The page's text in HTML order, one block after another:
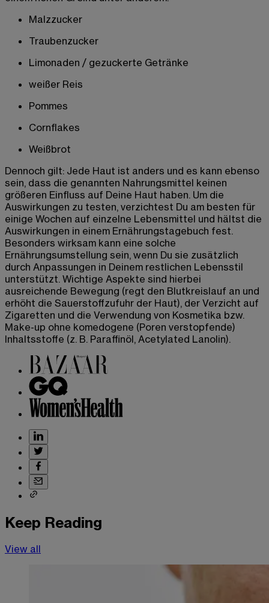
Malzzucker
Traubenzucker
Limonaden / gezuckerte Getränke
weißer Reis
Pommes
Cornflakes
Weißbrot
Dennoch gilt: Jede Haut ist anders und es kann ebenso
sein, dass die genannten Nahrungsmittel keinen
größeren Einfluss auf Deine Haut haben. Um die
Auswirkungen zu testen, verzichtest Du am besten für
einige Wochen auf einzelne Lebensmittel und hältst die
Auswirkungen in einem Ernährungstagebuch fest.
Besonders wirksam kann eine solche
Ernährungsumstellung sein, wenn Du sie zusätzlich
durch Anpassungen in Deinem restlichen Lebensstil
unterstützt. Wichtige Aspekte sind hierbei
ausreichende Bewegung (regt den Blutkreislauf an und
erhöht die Sauerstoffzufuhr der Haut), der Verzicht auf
Zigaretten und die Verwendung von Kosmetika bzw.
Make-up ohne komedogene (Poren verstopfende)
Inhaltsstoffe (z. B. Paraffinöl, Acetylated Lanolin).
Keep Reading
View all